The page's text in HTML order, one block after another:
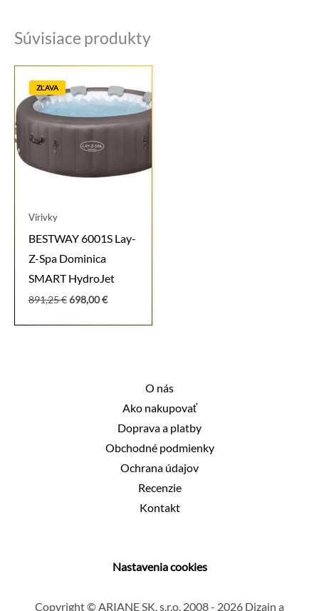
Súvisiace produkty
ZĽAVA
Vírivky
BESTWAY 6001S Lay-
Z-Spa Dominica
SMART HydroJet
891,25€ Pôvodná
bola:
698,00€Aktuálna
je:
O nás
Ako nakupovať
Doprava a platby
Obchodné podmienky
Ochrana údajov
Recenzie
Kontakt
Nastavenia cookies
Copyright © ARIANE SK, s.r.o. 2008 - 2026 Dizajn a